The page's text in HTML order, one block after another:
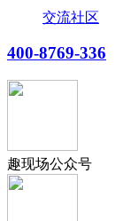
交流社区
400-8769-336
趣现场公众号